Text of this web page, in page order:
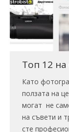
Топ 12
Като
ползата на
могат не
на съвети и
сте